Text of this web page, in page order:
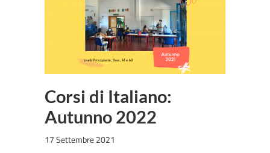
Corsi di Italiano:
Autunno 2022
17 Settembre 2021